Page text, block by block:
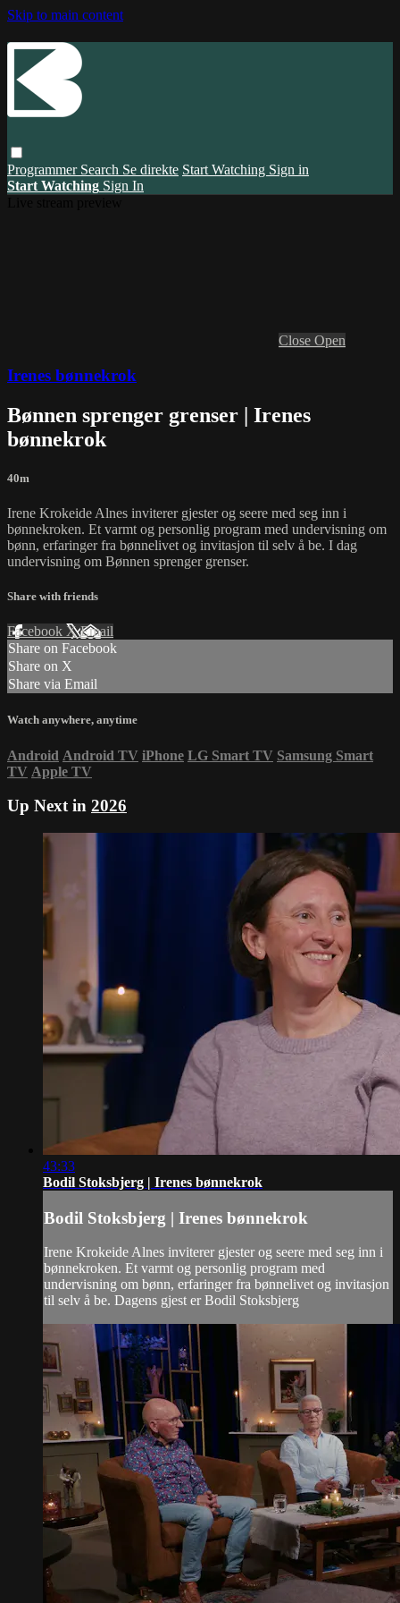
Skip to main content
Programmer Search Se direkte Start Watching Sign in
Start Watching Sign In
Close Open
Irenes bønnekrok
Bønnen sprenger grenser | Irenes
bønnekrok
40m
Irene Krokeide Alnes inviterer gjester og seere med seg inn i
bønnekroken. Et varmt og personlig program med undervisning om
bønn, erfaringer fra bønnelivet og invitasjon til selv å be. I dag
undervisning om Bønnen sprenger grenser.
Share with friends
Facebook XEmail
Share on Facebook
Share on X
Share via Email
Watch anywhere, anytime
Android Android TV iPhone LG Smart TV Samsung Smart
TV Apple TV
Up Next in 2026
43:33
Bodil Stoksbjerg | Irenes bønnekrok
Bodil Stoksbjerg | Irenes bønnekrok
Irene Krokeide Alnes inviterer gjester og seere med seg inn i
bønnekroken. Et varmt og personlig program med
undervisning om bønn, erfaringer fra bønnelivet og invitasjon
til selv å be. Dagens gjest er Bodil Stoksbjerg